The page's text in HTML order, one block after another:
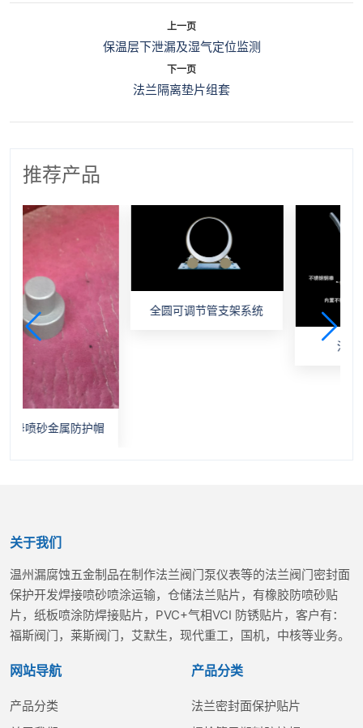
上一页
保温层下泄漏及湿气定位监测
下一页
法兰隔离垫片组套
推荐产品
属防护帽
全圆可调节管支架系统
油漆劣化监测
关于我们
温州漏腐蚀五金制品在制作法兰阀门泵仪表等的法兰阀门密封面
保护开发焊接喷砂喷涂运输，仓储法兰贴片，有橡胶防喷砂贴
片，纸板喷涂防焊接贴片，PVC+气相VCI 防锈贴片，客户有：
福斯阀门，莱斯阀门，艾默生，现代重工，国机，中核等业务。
网站导航
产品分类
产品分类
法兰密封面保护贴片